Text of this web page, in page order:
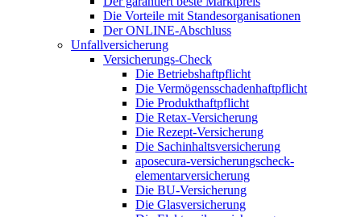
Die Vorteile mit Standesorganisationen
Der ONLINE-Abschluss
Unfallversicherung
Versicherungs-Check
Die Betriebshaftpflicht
Die Vermögensschadenhaftpflicht
Die Produkthaftpflicht
Die Retax-Versicherung
Die Rezept-Versicherung
Die Sachinhaltsversicherung
aposecura-versicherungscheck-
elementarversicherung
Die BU-Versicherung
Die Glasversicherung